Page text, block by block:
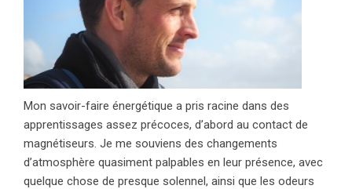
Mon savoir-faire énergétique a pris racine dans des
apprentissages assez précoces, d’abord au contact de
magnétiseurs. Je me souviens des changements
d’atmosphère quasiment palpables en leur présence, avec
quelque chose de presque solennel, ainsi que les odeurs